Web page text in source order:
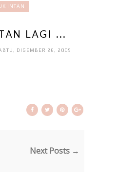
INTAN
LAGI ...
DISEMBER 26, 2009
Next Posts →